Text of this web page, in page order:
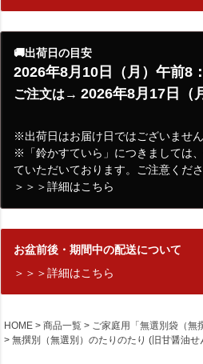
🚚出荷日の目安
2026年8月10日（月）午前8
ご注文は→ 2026年8月17日（
※出荷日はお届け日ではございません
※「鈴かすていら」につきましては
ていただいております。ご注意くださ
＞＞＞詳細はこちら
お盆前後・期間中の配送について
＞＞＞詳細はこちら
HOME 商品一覧
ご家庭用「無選別袋（無
無撰別（無選別）のたりのたり (旧甘醤油